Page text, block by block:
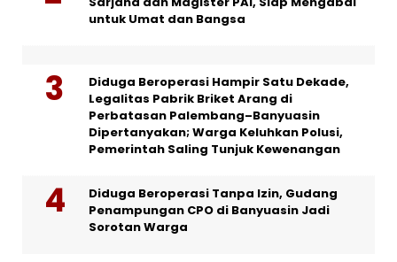
untuk Umat dan Bangsa
Diduga Beroperasi Hampir Satu Dekade,
Legalitas Pabrik Briket Arang di
Perbatasan Palembang–Banyuasin
Dipertanyakan; Warga Keluhkan Polusi,
Pemerintah Saling Tunjuk Kewenangan
Diduga Beroperasi Tanpa Izin, Gudang
Penampungan CPO di Banyuasin Jadi
Sorotan Warga